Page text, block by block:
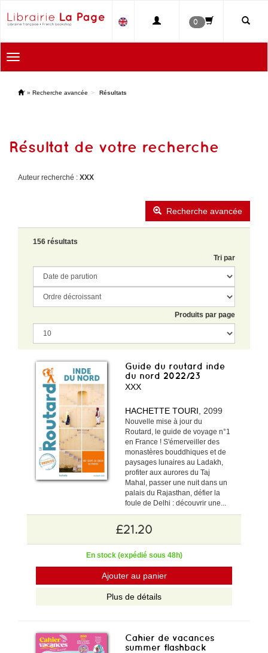
0
Toggle
navigation
' » Recherche avancée Résultats
Résultat de votre recherche
Auteur recherché : XXX
Recherche avancée
156 résultats
Tri par
Produits par page
Guide du routard inde
du nord 2022/23
XXX
HACHETTE TOURI , 2099
Nouvelle mise à jour du
Routard, le guide de voyage n°1
en France ! S'émerveiller des
monastères bouddhiques et de
paysages lunaires au Ladakh,
profiter aux aurores du Taj
Mahal, passer une nuit dans un
palais du Rajasthan, défier la
foule de Delhi : découvrir une...
£21.20
En stock (expédié sous 48h)
Ajouter au panier
Plus de détails
Cahier de vacances
summer flashback